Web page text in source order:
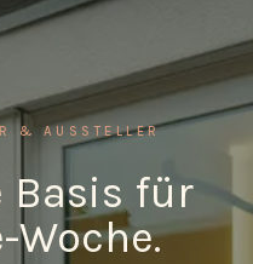
& AUSSTELLER
Basis für
Woche.